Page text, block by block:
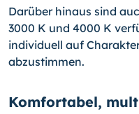
Darüber hinaus sind
3000 K und 4000 K
individuell auf
abzustimmen.
Komfortabel,